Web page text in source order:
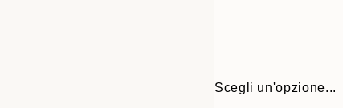
Scegli un'opzione...